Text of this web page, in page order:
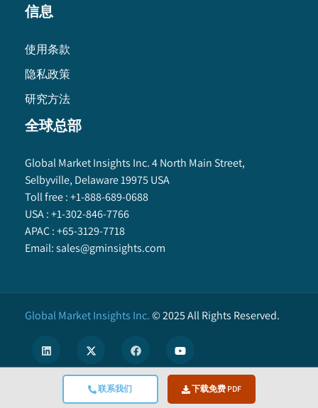
联系我们 下载免费 PDF
信息
使用条款
隐私政策
研究方法
全球总部
Global Market Insights Inc. 4 North Main Street,
Selbyville, Delaware 19975 USA
Toll free :+1-888-689-0688
USA :+1-302-846-7766
APAC :+65-3129-7718
Email:sales@gminsights.com
Global Market Insights Inc.©2025All Rights Reserved.
We use cookies to enhance user experience. (